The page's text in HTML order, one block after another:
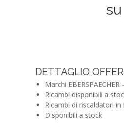
DETTAGLIO
Marchi EBERSPAECHER
Ricambi disponibili a
Ricambi di riscaldatori in
Disponibili a stock